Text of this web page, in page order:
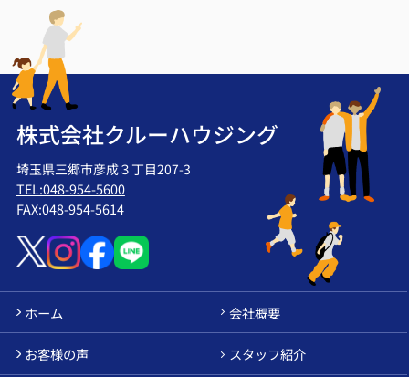
株式会社クルーハウジング
埼玉県三郷市彦成３丁目207-3
TEL:048-954-5600
FAX:048-954-5614
ホーム 会社概要
お客様の声 スタッフ紹介